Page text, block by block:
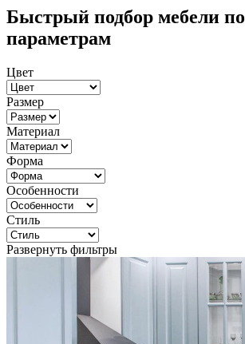
Быстрый подбор мебели по
параметрам
Цвет
Размер
Материал
Форма
Особенности
Стиль
Развернуть фильтры